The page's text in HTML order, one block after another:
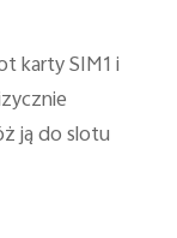
karty SIM1 i
ją do slotu